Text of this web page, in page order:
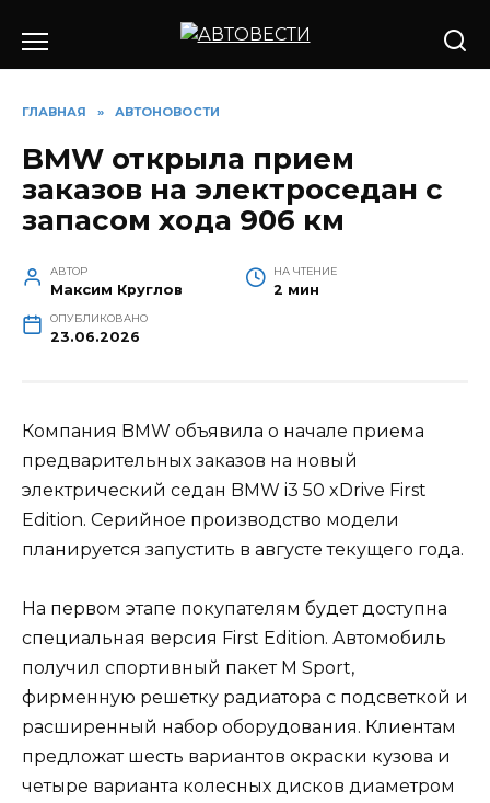
содержанию
ГЛАВНАЯ » АВТОНОВОСТИ
BMW открыла прием
заказов на электроседан с
запасом хода 906 км
АВТОР
Максим Круглов
НА ЧТЕНИЕ
2 мин
ОПУБЛИКОВАНО
23.06.2026
Компания BMW объявила о начале приема
предварительных заказов на новый
электрический седан BMW i3 50 xDrive First
Edition. Серийное производство модели
планируется запустить в августе текущего года.
На первом этапе покупателям будет доступна
специальная версия First Edition. Автомобиль
получил спортивный пакет M Sport,
фирменную решетку радиатора с подсветкой и
расширенный набор оборудования. Клиентам
предложат шесть вариантов окраски кузова и
четыре варианта колесных дисков диаметром